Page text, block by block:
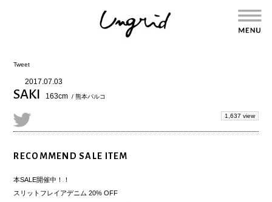
Tweet
2017.07.03
SAKI 163cm / 熊本パルコ
1,637 view
RECOMMEND SALE ITEM
本SALE開催中！！
スリットフレイアデニム 20% OFF